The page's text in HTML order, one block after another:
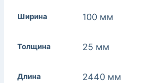
Ширина 100 мм
Толщина 25 мм
Длина 2440 мм